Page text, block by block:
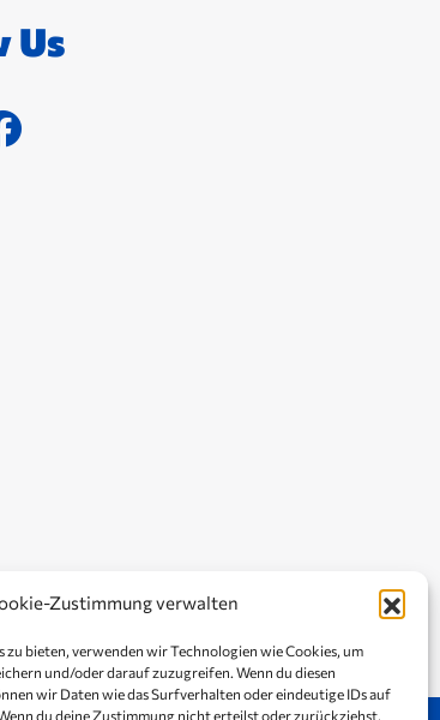
Zustimmung verwalten
zu bieten, verwenden wir Technologien wie Cookies, um
und/oder darauf zuzugreifen. Wenn du diesen
wir Daten wie das Surfverhalten oder eindeutige IDs auf
du deine Zustimmung nicht erteilst oder zurückziehst,
Us